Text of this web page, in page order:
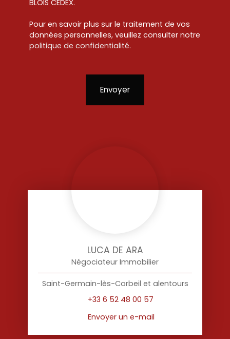
BLOIS CEDEX.
Pour en savoir plus sur le traitement de vos
données personnelles, veuillez consulter notre
politique de confidentialité.
Envoyer
LUCA DE ARA
Négociateur Immobilier
Saint-Germain-lès-Corbeil et alentours
+33 6 52 48 00 57
Envoyer un e-mail